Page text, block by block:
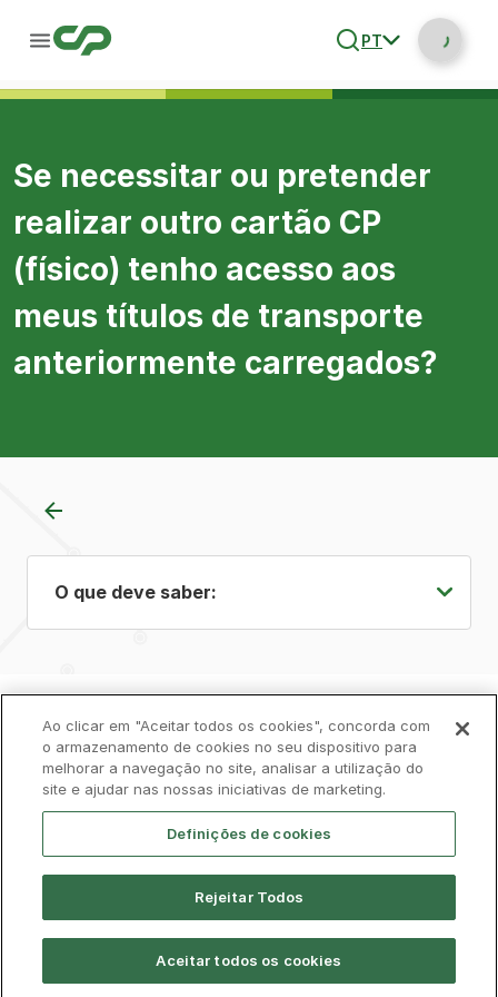
PT
Se necessitar ou pretender
realizar outro cartão CP
(físico) tenho acesso aos
meus títulos de transporte
anteriormente carregados?
O que deve saber:
Política de Privacidade Livro de Reclamações
Cookies Aviso Legal Acessibilidade
© CP 2026, Todos os direitos reservados
Ao clicar em "Aceitar todos os cookies", concorda com
o armazenamento de cookies no seu dispositivo para
melhorar a navegação no site, analisar a utilização do
site e ajudar nas nossas iniciativas de marketing.
Definições de cookies
Rejeitar Todos
Aceitar todos os cookies